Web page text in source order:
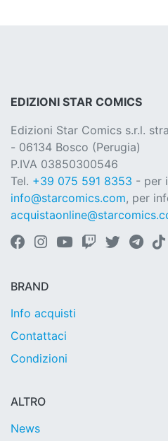
EDIZIONI STAR COMICS
Edizioni Star Comics s.r.l.
- 06134 Bosco (Perugia)
P.IVA 03850300546
Tel. +39 075 591 8353 - per
info@starcomics.com, per
BRAND
Info acquisti
Contattaci
Condizioni
ALTRO
News